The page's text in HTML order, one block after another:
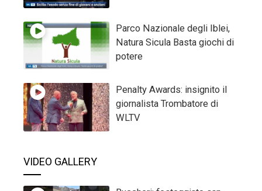
Parco Nazionale degli Iblei,
Natura Sicula Basta giochi di
potere
Penalty Awards: insignito il
giornalista Trombatore di
WLTV
VIDEO GALLERY